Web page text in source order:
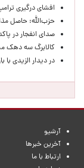
افشای درگیری
حزب‌الله: حاصل
صدای انفجار در
کالابرگ سه دهک
در دیدار الزیدی
آرشیو
آخرین خبرها
ارتباط با ما